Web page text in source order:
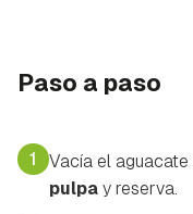
Paso a paso
1 Vacía el aguacate
pulpay reserva.